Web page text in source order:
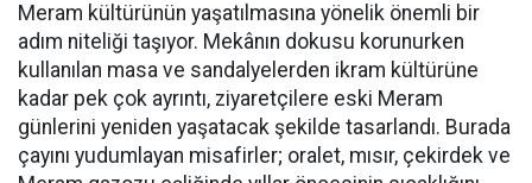
Meram kültürünün yaşatılmasına yönelik önemli bir
adım niteliği taşıyor. Mekânın dokusu korunurken
kullanılan masa ve sandalyelerden ikram kültürüne
kadar pek çok ayrıntı, ziyaretçilere eski Meram
günlerini yeniden yaşatacak şekilde tasarlandı. Burada
çayını yudumlayan misafirler; oralet, mısır, çekirdek ve